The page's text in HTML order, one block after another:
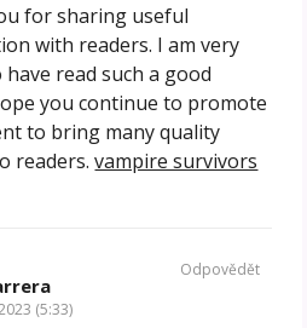
for sharing useful
with readers. I am very
read such a good
you continue to promote
to bring many quality
readers.vampire survivors
(5:33)
Odpovědět